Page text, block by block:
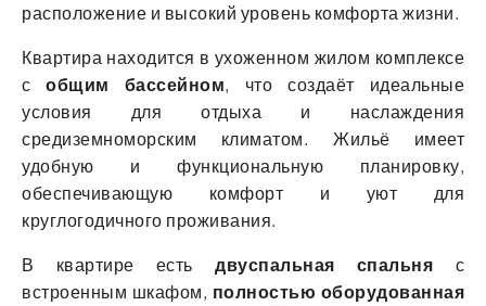
расположение и высокий уровень комфорта жизни.
Квартира находится в ухоженном жилом комплексе
собщим бассейном, что создаёт идеальные
условия для отдыха и наслаждения
средиземноморским климатом. Жильё имеет
удобную и функциональную планировку,
обеспечивающую комфорт и уют для
круглогодичного проживания.
В квартире естьдвуспальная спальня с
встроенным шкафом, полностью оборудованная